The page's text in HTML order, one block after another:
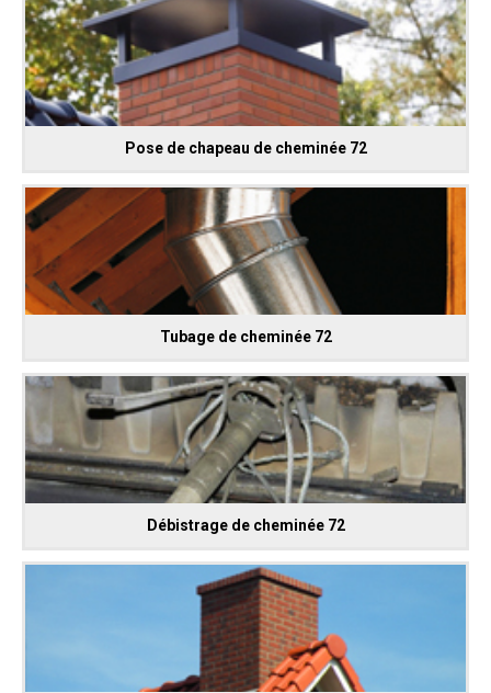
Pose de chapeau de cheminée 72
Tubage de cheminée 72
Débistrage de cheminée 72